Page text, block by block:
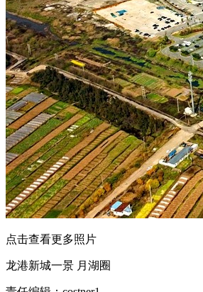
点击查看更多照片
龙港新城一景 月湖圈